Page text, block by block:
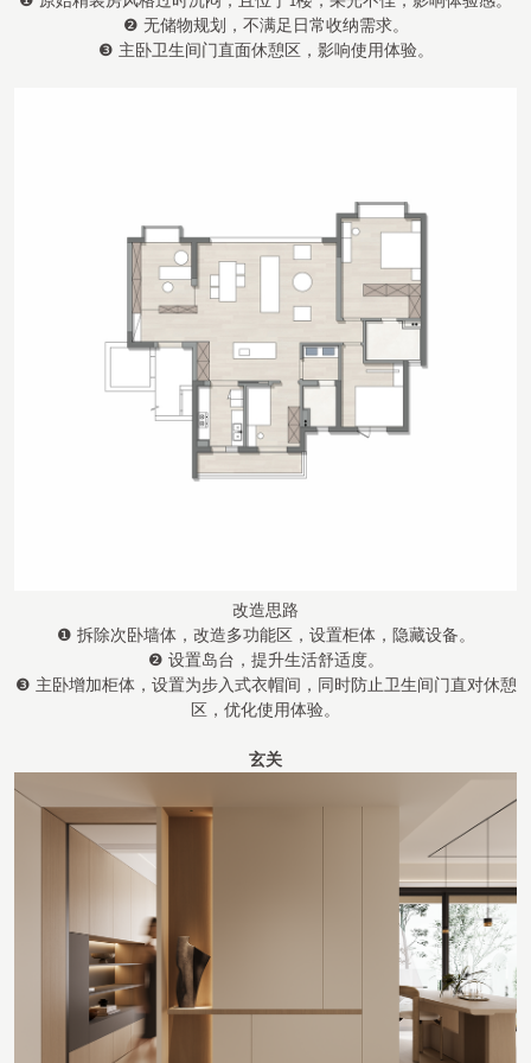
❷ 无储物规划，不满足日常收纳需求。
❸ 主卧卫生间门直面休憩区，影响使用体验。
改造思路
❶ 拆除次卧墙体，改造多功能区，设置柜体，隐藏设备。
❷ 设置岛台，提升生活舒适度。
❸ 主卧增加柜体，设置为步入式衣帽间，同时防止卫生间门直对休憩
区，优化使用体验。
玄关